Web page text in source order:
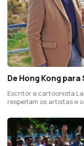
De Hong Kong
Escritor e cartoonista
respeitam os artistas e